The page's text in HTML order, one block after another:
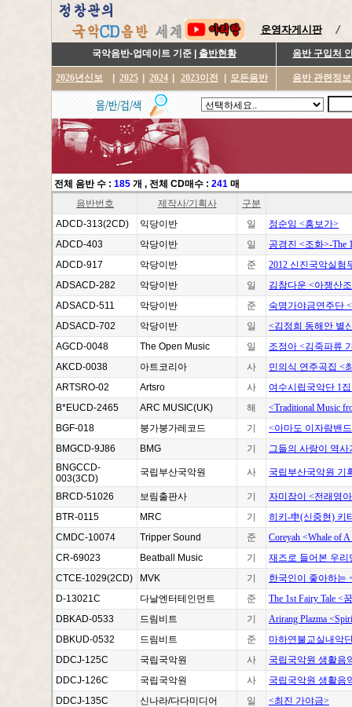
운영자게시판
국악음반-업데이트 기준 | 출반현황 음반 구입처
2026년신보 2025 2024 2023이전 모든음반 음반 관련정
전체 음반 수 : 185 개 , 전체 CD매수 : 241 매
음반번호
제작사/기획사
구분
ADCD-313(2CD)
익당이반 일
정순임 <흥보가>
ADCD-403
악당이반 일
공경진 <조화>-The
ADCD-917
악당이반 준
2012 신진국악실험
ADSACD-282
악당이반 일
김참다운 <아쟁산
ADSACD-511
악당이반 준
숙명가야금연주단
ADSACD-702
악당이반 일
<김정희 동해안 별
AGCD-0048
The Open Music 일
조정아 <김죽파류
AKCD-0038
아트코리아 사
민의식 연주곡집 <
ARTSRO-02
Artsro 사
여수시립국악단 1
B*EUCD-2465
ARC MUSIC(UK) 해
<Traditional Music
BGF-018
붕가붕가레코드 기
<아마도 이자람밴
BMGCD-9J86
BMG 기
그들의 사랑이 역
BNGCCD-
003(3CD)
국립부산국악원 사 국립부산국악원 기
BRCD-51026 보림출판사 기
자미잠이 <전래영
BTR-0115
MRC 기
히키-申(신중현) 키
CMDC-10074
Tripper Sound 준
Coreyah <Whale of
CR-69023
Beatball Music 기
재즈로 들어본 우리
CTCE-1029(2CD)
MVK 기
한국인이 좋아하는
D-13021C
다날엔터테인먼트 준
The 1st Fairy Tale <
DBKAD-0533
드림비트 기
Arirang Plazma
DBKUD-0532
드림비트 준
마하연불교실내악
DDCJ-125C
국립국악원 사
국립국악원 생활음
DDCJ-126C
국립국악원 사
국립국악원 생활음
DDCJ-135C
신나라/다다미디어 일
<최진 가야금>